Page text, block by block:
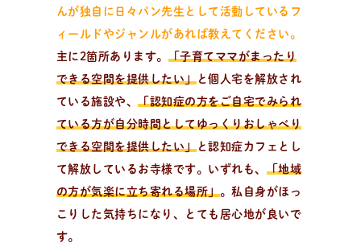
んが独自に日々パン先生として活動しているフ
ィールドやジャンルがあれば教えてください。
主に2箇所あります。 「子育てママがまったり
できる空間を提供したい」と個人宅を解放され
ている施設や、「認知症の方をご自宅でみられ
ている方が自分時間としてゆっくりおしゃべり
できる空間を提供したい」と認知症カフェとし
て解放しているお寺様です。いずれも、 「地域
の方が気楽に立ち寄れる場所」。私自身がほっ
こりした気持ちになり、とても居心地が良いで
す。